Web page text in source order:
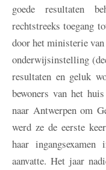
goede resultaten
rechtstreeks toegang
door het ministerie
onderwijsinstelling
resultaten en geluk
bewoners van het
naar Antwerpen om
werd ze de eerste
haar
aanvatte. Het jaar